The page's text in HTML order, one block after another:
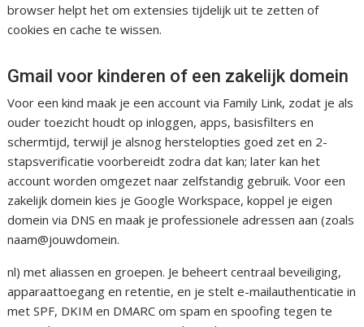
browser helpt het om extensies tijdelijk uit te zetten of
cookies en cache te wissen.
Gmail voor kinderen of een zakelijk domein
Voor een kind maak je een account via Family Link, zodat je als
ouder toezicht houdt op inloggen, apps, basisfilters en
schermtijd, terwijl je alsnog herstelopties goed zet en 2-
stapsverificatie voorbereidt zodra dat kan; later kan het
account worden omgezet naar zelfstandig gebruik. Voor een
zakelijk domein kies je Google Workspace, koppel je eigen
domein via DNS en maak je professionele adressen aan (zoals
naam@jouwdomein.
nl) met aliassen en groepen. Je beheert centraal beveiliging,
apparaattoegang en retentie, en je stelt e-mailauthenticatie in
met SPF, DKIM en DMARC om spam en spoofing tegen te